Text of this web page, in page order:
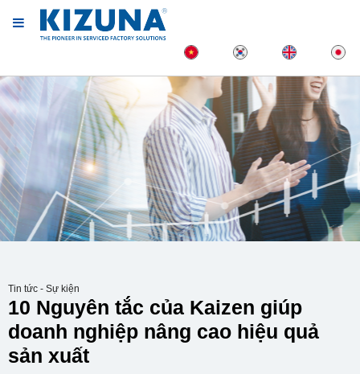
Tin tức - Sự kiện
10 Nguyên tắc của Kaizen giúp
doanh nghiệp nâng cao hiệu quả
sản xuất